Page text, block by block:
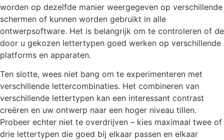
worden op dezelfde manier weergegeven op verschillende
schermen of kunnen worden gebruikt in alle
ontwerpsoftware. Het is belangrijk om te controleren of de
door u gekozen lettertypen goed werken op verschillende
platforms en apparaten.
Ten slotte, wees niet bang om te experimenteren met
verschillende lettercombinaties. Het combineren van
verschillende lettertypen kan een interessant contrast
creëren en uw ontwerp naar een hoger niveau tillen.
Probeer echter niet te overdrijven – kies maximaal twee of
drie lettertypen die goed bij elkaar passen en elkaar